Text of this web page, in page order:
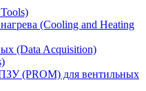
(Cooling and Heating
(Data Acquisition)
(PROM) для вентильных